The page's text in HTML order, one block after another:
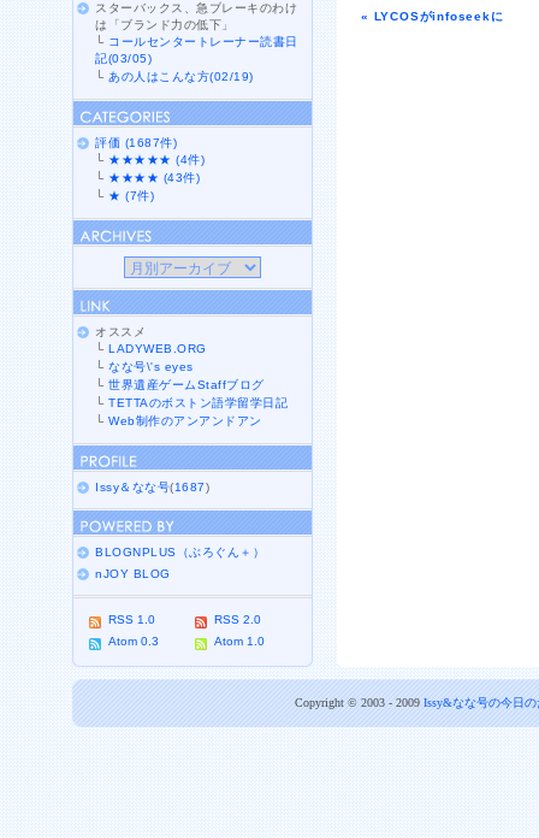
« LYCOSがinfoseekに
スターバックス、急ブレーキのわけ
は「ブランド力の低下」
└ コールセンタートレーナー読書日
記(03/05)
└ あの人はこんな方(02/19)
評価 (1687件)
└ ★★★★★ (4件)
└ ★★★★ (43件)
└ ★ (7件)
オススメ
└LADYWEB.ORG
└なな号\'s eyes
└世界遺産ゲームStaffブログ
└TETTAのボストン語学留学日記
└Web制作のアンアンドアン
Issy＆なな号(1687)
BLOGNPLUS（ぶろぐん＋）
nJOY BLOG
RSS 1.0
RSS 2.0
Atom 0.3
Atom 1.0
Copyright © 2003 - 2009 Issy&なな号の今日